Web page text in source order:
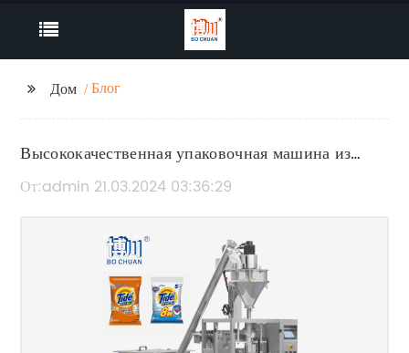
Дом Блог
Высококачественная упаковочная машина из
стальной ленты - оптовый производитель и
От:admin 21.03.2024 03:36:29